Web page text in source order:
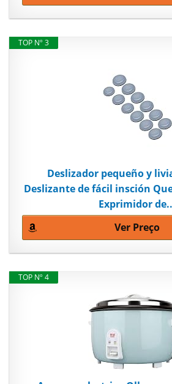
TOP Nº 3
Deslizador pequeño y
Deslizante de fácil insción
Exprimidor
Ver Preço
TOP Nº 4